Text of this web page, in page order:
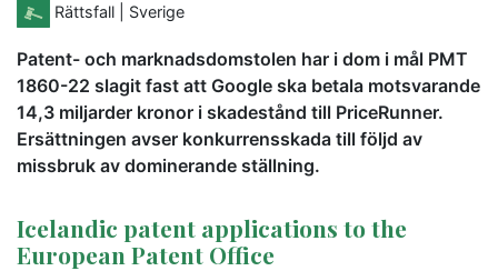
Rättsfall | Sverige
Patent- och marknadsdomstolen har i dom i mål PMT
1860-22 slagit fast att Google ska betala motsvarande
14,3 miljarder kronor i skadestånd till PriceRunner.
Ersättningen avser konkurrensskada till följd av
missbruk av dominerande ställning.
Icelandic patent applications to the
European Patent Office